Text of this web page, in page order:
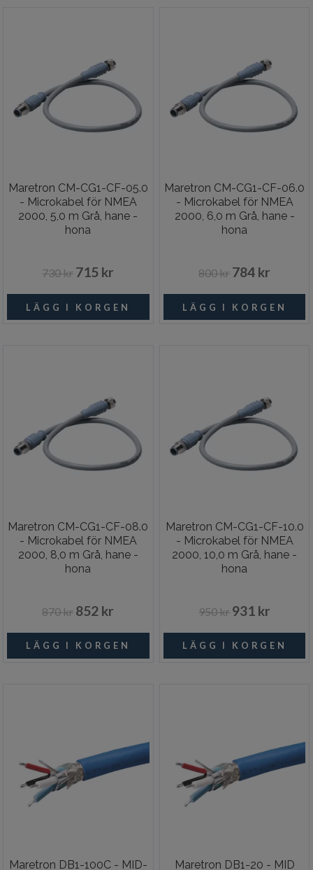
Maretron CM-CG1-CF-05.0
- Microkabel för NMEA
2000, 5,0 m Grå, hane -
hona
730 kr 715 kr
Maretron CM-CG1-CF-06.0
- Microkabel för NMEA
2000, 6,0 m Grå, hane -
hona
800 kr 784 kr
Maretron CM-CG1-CF-08.0
- Microkabel för NMEA
2000, 8,0 m Grå, hane -
hona
870 kr 852 kr
Maretron CM-CG1-CF-10.0
- Microkabel för NMEA
2000, 10,0 m Grå, hane -
hona
950 kr 931 kr
Maretron DB1-100C - MID-
Maretron DB1-20 - MID